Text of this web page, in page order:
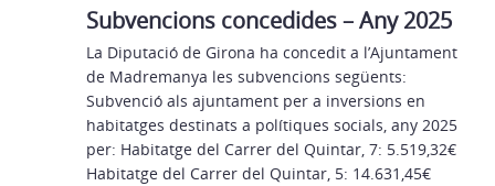
Subvencions concedides – Any 2025
La Diputació de Girona ha concedit a l’Ajuntament
de Madremanya les subvencions següents:
Subvenció als ajuntament per a inversions en
habitatges destinats a polítiques socials, any 2025
per: Habitatge del Carrer del Quintar, 7: 5.519,32€
Habitatge del Carrer del Quintar, 5: 14.631,45€